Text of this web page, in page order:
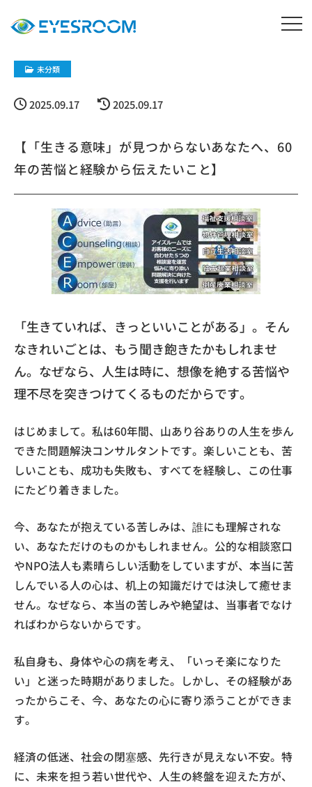
未分類
2025.09.17 2025.09.17
【「生きる意味」が見つからないあなたへ、60
年の苦悩と経験から伝えたいこと】
「生きていれば、きっといいことがある」。そん
なきれいごとは、もう聞き飽きたかもしれませ
ん。なぜなら、人生は時に、想像を絶する苦悩や
理不尽を突きつけてくるものだからです。
はじめまして。私は60年間、山あり谷ありの人生を歩ん
できた問題解決コンサルタントです。楽しいことも、苦
しいことも、成功も失敗も、すべてを経験し、この仕事
にたどり着きました。
今、あなたが抱えている苦しみは、誰にも理解されな
い、あなただけのものかもしれません。公的な相談窓口
やNPO法人も素晴らしい活動をしていますが、本当に苦
しんでいる人の心は、机上の知識だけでは決して癒せま
せん。なぜなら、本当の苦しみや絶望は、当事者でなけ
ればわからないからです。
私自身も、身体や心の病を考え、「いっそ楽になりた
い」と迷った時期がありました。しかし、その経験があ
ったからこそ、今、あなたの心に寄り添うことができま
す。
経済の低迷、社会の閉塞感、先行きが見えない不安。特
に、未来を担う若い世代や、人生の終盤を迎えた方が、